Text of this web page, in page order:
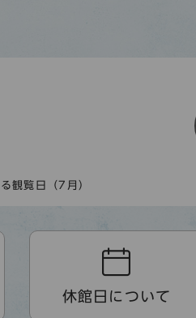
観覧日（7月）
休館日について